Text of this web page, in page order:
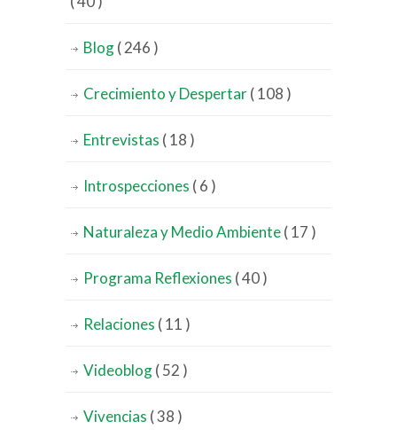
Blog( 246 )
Crecimiento y Despertar( 108 )
Entrevistas ( 18 )
Introspecciones ( 6 )
Naturaleza y Medio Ambiente( 17 )
Programa Reflexiones ( 40 )
Relaciones ( 11 )
Videoblog( 52 )
Vivencias ( 38 )